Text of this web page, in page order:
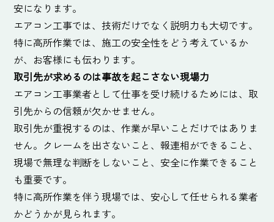
安になります。
エアコン工事では、技術だけでなく説明力も大切です。
特に高所作業では、施工の安全性をどう考えているか
が、お客様にも伝わります。
取引先が求めるのは事故を起こさない現場力
エアコン工事業者として仕事を受け続けるためには、取
引先からの信頼が欠かせません。
取引先が重視するのは、作業が早いことだけではありま
せん。クレームを出さないこと、報連相ができること、
現場で無理な判断をしないこと、安全に作業できること
も重要です。
特に高所作業を伴う現場では、安心して任せられる業者
かどうかが見られます。